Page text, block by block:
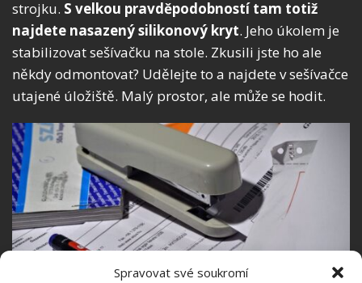
Spravovat své soukromí
strojku. S velkou pravděpodobností tam totiž
najdete nasazený silikonový kryt. Jeho úkolem je
stabilizovat sešívačku na stole. Zkusili jste ho ale
někdy odmontovat? Udělejte to a najdete v sešívačce
utajené úložiště. Malý prostor, ale může se hodit.